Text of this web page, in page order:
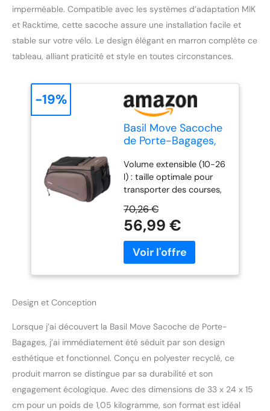
imperméable. Compatible avec les systèmes d’adaptation MIK
et Racktime, cette sacoche assure une installation facile et
stable sur votre vélo. Le design élégant en marron complète ce
tableau, alliant praticité et style en toutes circonstances.
Basil Move Sacoche
de Porte-Bagages,
imperméable, en
Polyester recyclé,
Compatible avec
Les plaques
d'adaptation MIK &
Racktime, idéale
pour Les trajets et
Les Courses
Volume extensible (10-26
l) : taille optimale pour
transporter des courses,
équipements de sport.
Matériau durable et
résistant à l'eau : fabriqué
à partir de bouteilles en
plastique recyclées,
robuste et protège de la
& Racktime : fixation
facile et sûre sur les
porte-bagages
compatibles.
Multifonction : poignée de
transport et bandoulière
amovible pour un
70,26 €
56,99 €
-19%
Design et Conception
Lorsque j’ai découvert la Basil Move Sacoche de Porte-
Bagages, j’ai immédiatement été séduit par son design
esthétique et fonctionnel. Conçu en polyester recyclé, ce
produit marron se distingue par sa durabilité et son
engagement écologique. Avec des dimensions de 33 x 24 x 15
cm pour un poids de 1,05 kilogramme, son format est idéal